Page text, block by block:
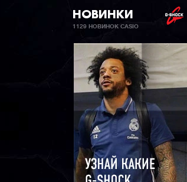
НОВИНКИ
1129 НОВИНОК CASIO